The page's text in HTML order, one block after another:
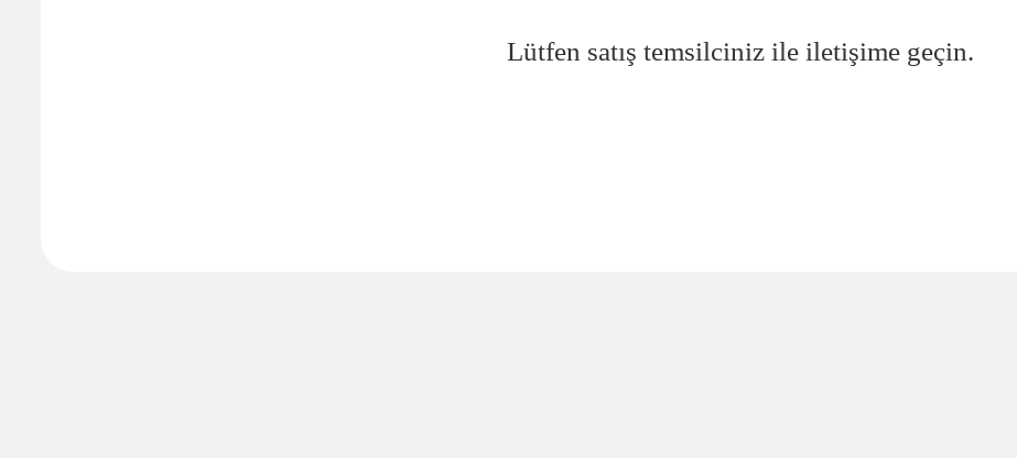
Lütfen satış temsilciniz ile iletişime geçin.